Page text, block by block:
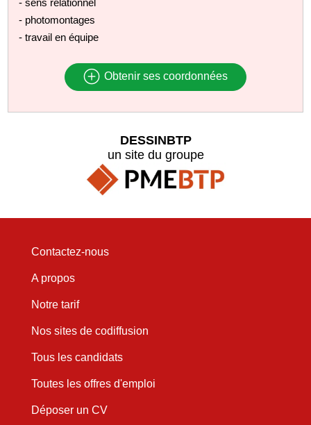
- photomontages
- travail en équipe
Obtenir ses coordonnées
DESSINBTP
un site du groupe
Contactez-nous
A propos
Notre tarif
Nos sites de codiffusion
Tous les candidats
Toutes les offres d'emploi
Déposer un CV